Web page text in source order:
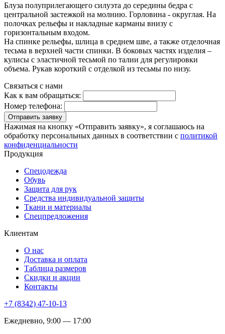
Блуза полуприлегающего силуэта до середины бедра с
центральной застежкой на молнию. Горловина - округлая. На
полочках рельефы и накладные карманы внизу с
горизонтальным входом.
На спинке рельефы, шлица в среднем шве, а также отделочная
тесьма в верхней части спинки. В боковых частях изделия –
кулисы с эластичной тесьмой по талии для регулировки
объема. Рукав короткий с отделкой из тесьмы по низу.
Связаться с нами
Как к вам обращаться:
Номер телефона:
Отправить заявку
Нажимая на кнопку «Отправить заявку», я соглашаюсь на
обработку персональных данных в соответствии с политикой
конфиденциальности
Продукция
Спецодежда
Обувь
Защита для рук
Средства индивидуальной защиты
Ткани и материалы
Спецпредложения
Клиентам
О нас
Доставка и оплата
Таблица размеров
Скидки и акции
Контакты
+7 (8342) 47-10-13
Ежедневно, 9:00 — 17:00